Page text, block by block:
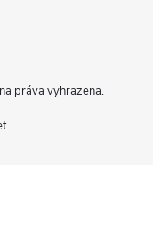
práva vyhrazena.